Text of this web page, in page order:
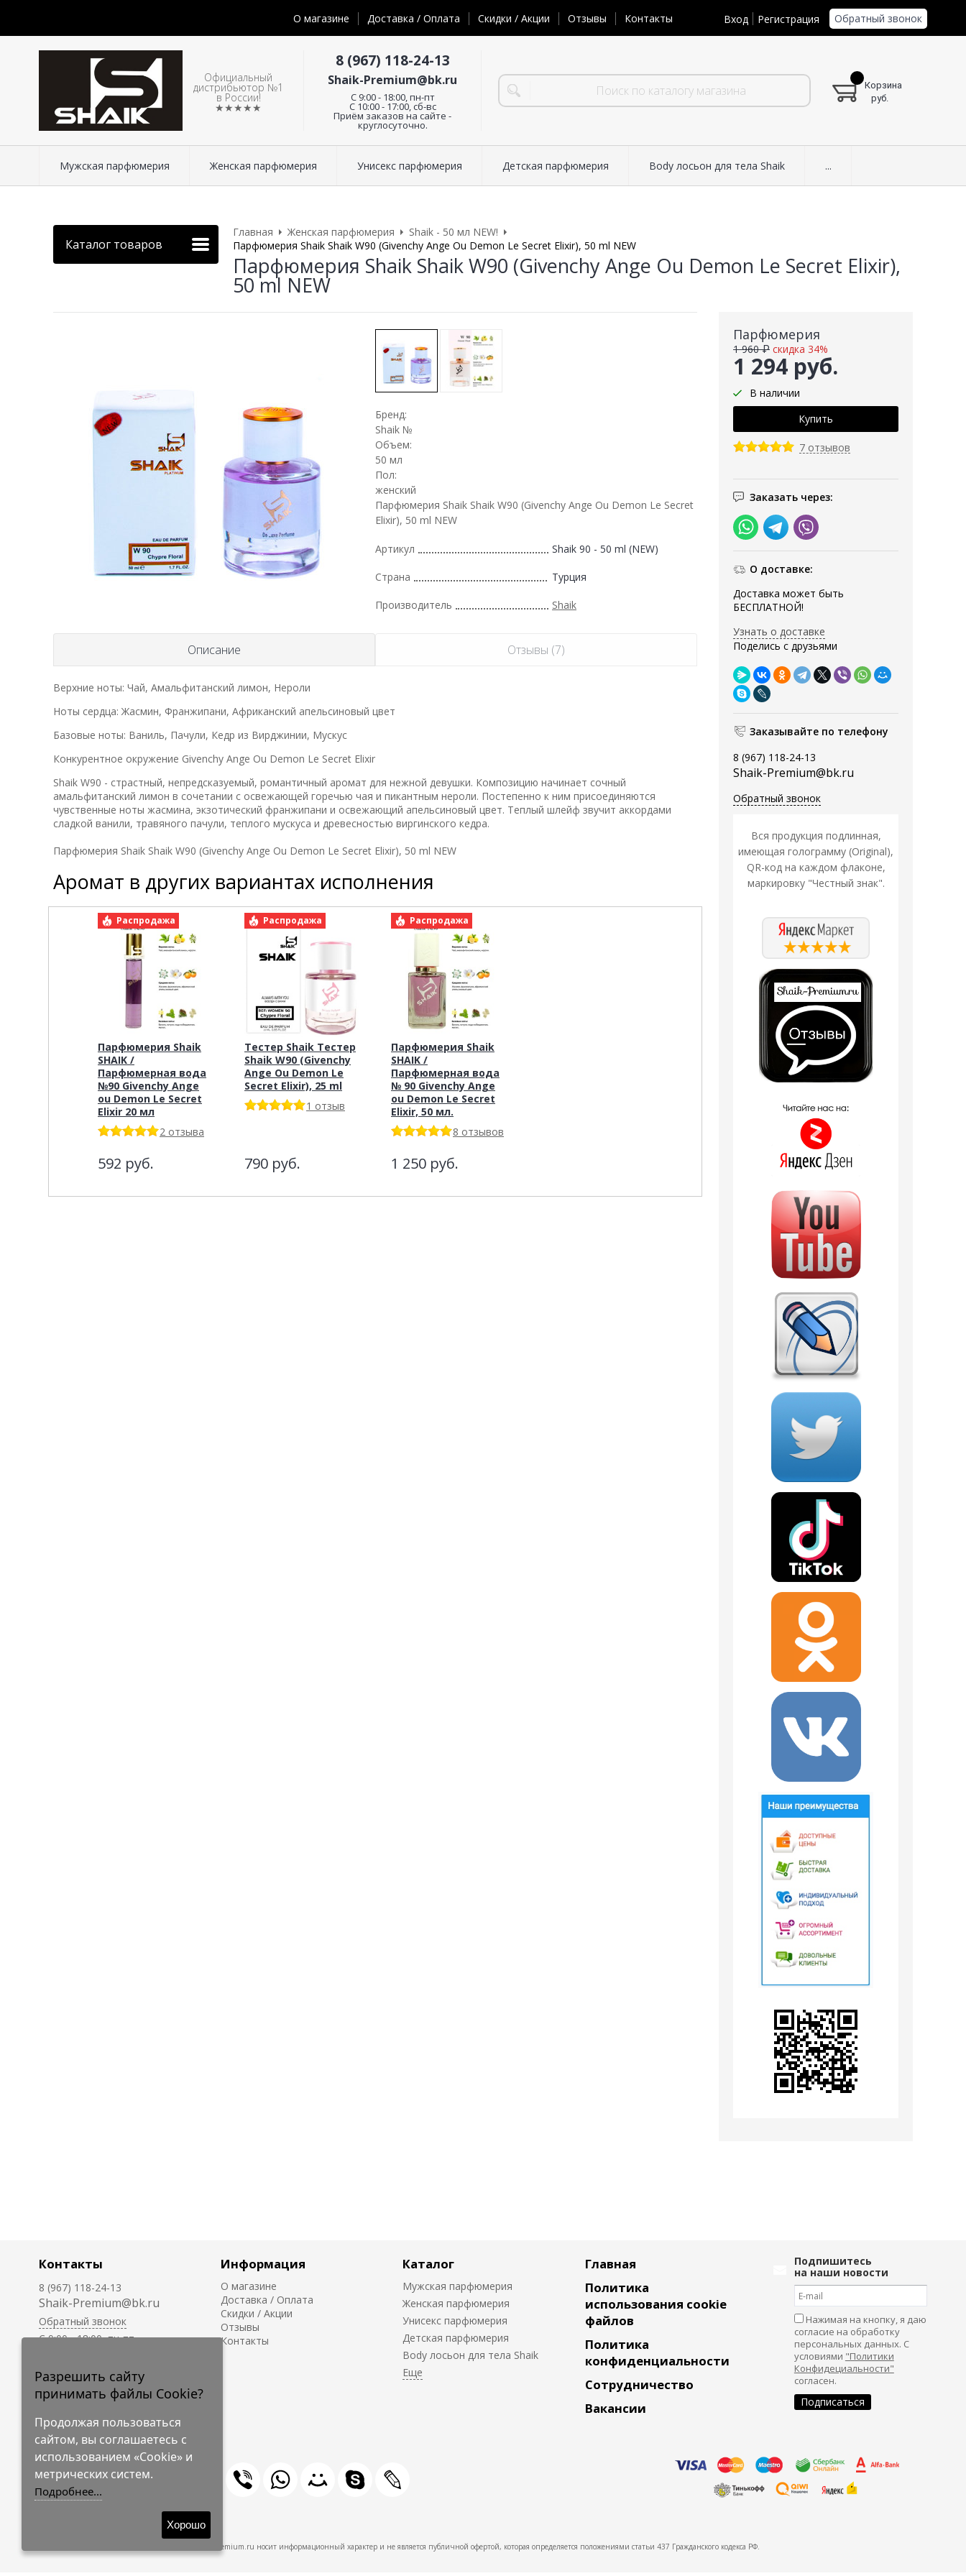
О магазине Доставка / Оплата Скидки / Акции Отзывы Контакты Вход Регистрация Обратный звонок
Официальный
дистрибьютор №1
в России!
★★★★★
8 (967) 118-24-13
Shaik-Premium@bk.ru
C 9:00 - 18:00, пн-пт
С 10:00 - 17:00, сб-вс
Приём заказов на сайте -
круглосуточно.
Корзина
руб.
Мужская парфюмерия Женская парфюмерия Унисекс парфюмерия Детская парфюмерия Body лосьон для тела Shaik ...
Каталог товаров
Главная Женская парфюмерия
Shaik - 50 мл NEW!
Парфюмерия Shaik Shaik W90 (Givenchy Ange Ou Demon Le Secret Elixir), 50 ml NEW
Парфюмерия Shaik Shaik W90 (Givenchy Ange Ou Demon Le Secret Elixir),
50 ml NEW
Парфюмерия
1 294 руб.
1 960 ₽ скидка 34%
В наличии
7 отзывов
Заказать через:
О доставке:
Доставка может быть
БЕСПЛАТНОЙ!
Узнать о доставке
Поделись с друзьями
Заказывайте по телефону
8 (967) 118-24-13
Shaik-Premium@bk.ru
Обратный звонок
Вся продукция подлинная,
имеющая голограмму (Original),
QR-код на каждом флаконе,
маркировку "Честный знак".
Бренд:
Shaik №
Объем:
50 мл
Пол:
женский
Парфюмерия Shaik Shaik W90 (Givenchy Ange Ou Demon Le Secret
Elixir), 50 ml NEW
Артикул Shaik 90 - 50 ml (NEW)
Страна Турция
Производитель Shaik
Описание Отзывы (7)
Верхние ноты: Чай, Амальфитанский лимон, Нероли
Ноты сердца: Жасмин, Франжипани, Африканский апельсиновый цвет
Базовые ноты: Ваниль, Пачули, Кедр из Вирджинии, Мускус
Конкурентное окружение Givenchy Ange Ou Demon Le Secret Elixir
Shaik W90 - страстный, непредсказуемый, романтичный аромат для нежной девушки. Композицию начинает сочный
амальфитанский лимон в сочетании с освежающей горечью чая и пикантным нероли. Постепенно к ним присоединяются
чувственные ноты жасмина, экзотический франжипани и освежающий апельсиновый цвет. Теплый шлейф звучит аккордами
сладкой ванили, травяного пачули, теплого мускуса и древесностью виргинского кедра.
Парфюмерия Shaik Shaik W90 (Givenchy Ange Ou Demon Le Secret Elixir), 50 ml NEW
Аромат в других вариантах исполнения
Распродажа
Парфюмерия Shaik
SHAIK /
Парфюмерная вода
№90 Givenchy Ange
ou Demon Le Secret
Elixir 20 мл
2 отзыва
592 руб.
Распродажа
Тестер Shaik Тестер
Shaik W90 (Givenchy
Ange Ou Demon Le
Secret Elixir), 25 ml
1 отзыв
790 руб.
Распродажа
Парфюмерия Shaik
SHAIK /
Парфюмерная вода
№ 90 Givenchy Ange
ou Demon Le Secret
Elixir, 50 мл.
8 отзывов
1 250 руб.
Контакты
8 (967) 118-24-13
Shaik-Premium@bk.ru
Обратный звонок
C 9:00 - 18:00, пн-пт
круглосуточно.
Информация
О магазине
Доставка / Оплата
Скидки / Акции
Отзывы
Контакты
Каталог
Мужская парфюмерия
Женская парфюмерия
Унисекс парфюмерия
Детская парфюмерия
Body лосьон для тела Shaik
Главная
Политика
использования cookie
файлов
Политика
конфиденциальности
Сотрудничество
Вакансии
Подпишитесь
на наши новости
Нажимая на кнопку, я даю
согласие на обработку
персональных данных. С
условиями "Политики
Конфидециальности"
согласен.
© 2009-2026 Shaik-Premium
Shaik-Premium.ru носит информационный характер и не является публичной офертой, которая определяется положениями статьи 437 Гражданского кодекса РФ.
Разрешить сайту
принимать файлы Cookie?
Продолжая пользоваться
сайтом, вы соглашаетесь с
использованием «Cookie» и
метрических систем.
Подробнее...
Хорошо